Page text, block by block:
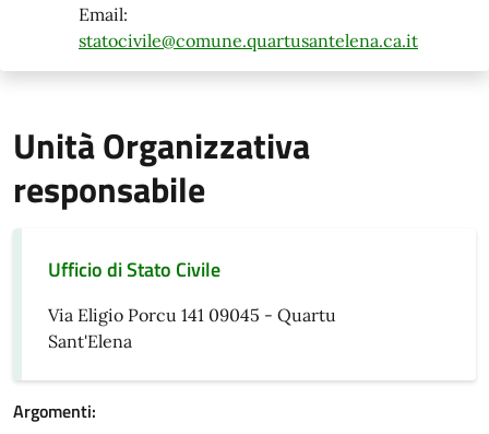
Email:
statocivile@comune.quartusantelena.ca.it
Unità Organizzativa
responsabile
Ufficio di Stato Civile
Via Eligio Porcu 141 09045 - Quartu
Sant'Elena
Argomenti: